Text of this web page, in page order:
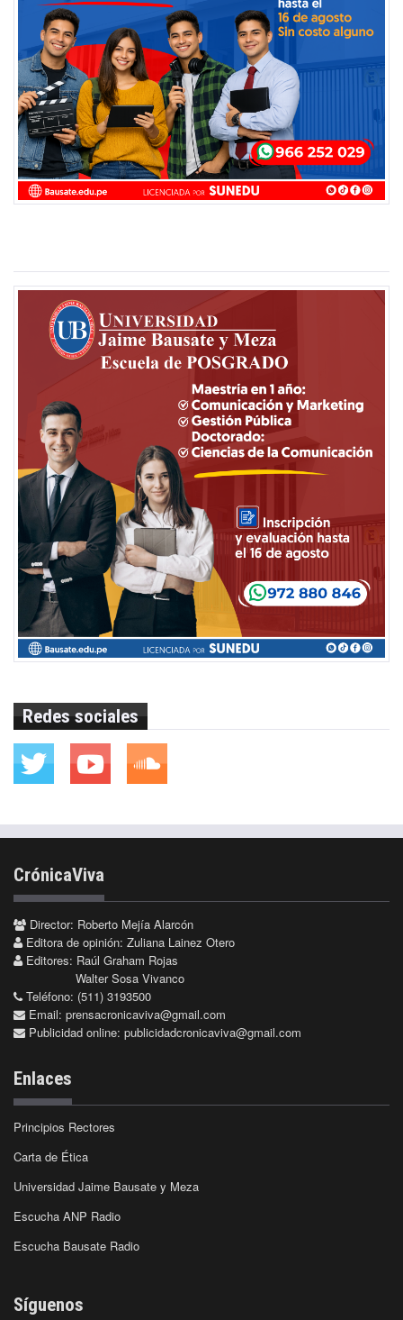
Redes sociales
CrónicaViva
Director: Roberto Mejía Alarcón
Editora de opinión: Zuliana Lainez Otero
Editores: Raúl Graham Rojas
Walter Sosa Vivanco
Teléfono: (511) 3193500
Email: prensacronicaviva@gmail.com
Publicidad online: publicidadcronicaviva@gmail.com
Enlaces
Principios Rectores
Carta de Ética
Universidad Jaime Bausate y Meza
Escucha ANP Radio
Escucha Bausate Radio
Síguenos